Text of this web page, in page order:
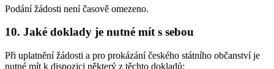
Podání žádosti není časově omezeno.
10. Jaké doklady je nutné mít s sebou
Při uplatnění žádosti a pro prokázání českého státního občanství je
nutné mít k dispozici některý z těchto dokladů: